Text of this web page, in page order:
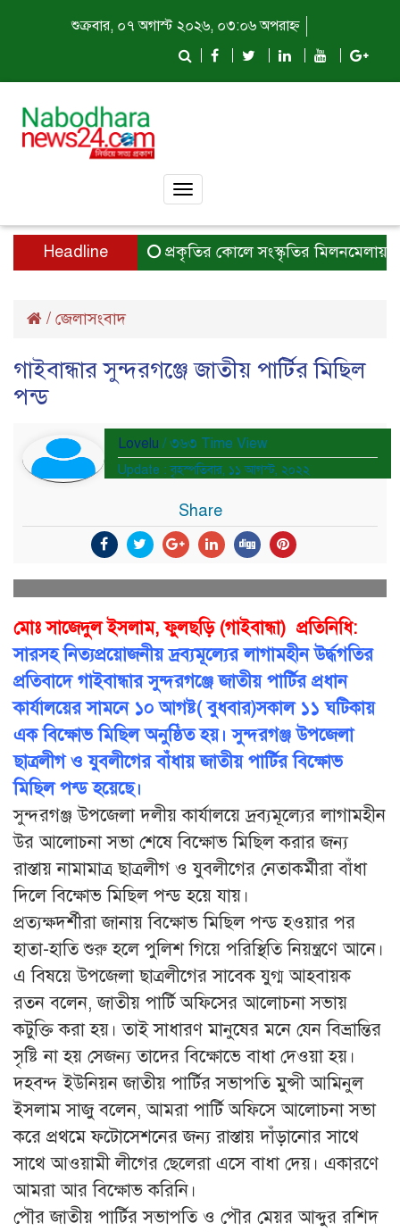
শুক্রবার, ০৭ অগাস্ট ২০২৬, ০৩:০৬ অপরাহ্ন
Toggle
Headline প্রকৃতির কোলে সংস্কৃতির মিলনমেলায়
/ জেলাসংবাদ
গাইবান্ধার সুন্দরগঞ্জে জাতীয় পার্টির মিছিল
পন্ড
Lovelu / ৩৬৩ Time View
Update : বৃহস্পতিবার, ১১ আগস্ট, ২০২২
Share
মোঃ সাজেদুল ইসলাম, ফুলছড়ি (গাইবান্ধা) প্রতিনিধি:
সারসহ নিত্যপ্রয়োজনীয় দ্রব্যমূল্যের লাগামহীন উর্দ্ধগতির
প্রতিবাদে গাইবান্ধার সুন্দরগঞ্জে জাতীয় পার্টির প্রধান
কার্যালয়ের সামনে ১০ আগষ্ট( বুধবার)সকাল ১১ ঘটিকায়
এক বিক্ষোভ মিছিল অনুষ্ঠিত হয়। সুন্দরগঞ্জ উপজেলা
ছাত্রলীগ ও যুবলীগের বাঁধায় জাতীয় পার্টির বিক্ষোভ
মিছিল পন্ড হয়েছে।
সুন্দরগঞ্জ উপজেলা দলীয় কার্যালয়ে দ্রব্যমূল্যের লাগামহীন
উর আলোচনা সভা শেষে বিক্ষোভ মিছিল করার জন্য
রাস্তায় নামামাত্র ছাত্রলীগ ও যুবলীগের নেতাকর্মীরা বাঁধা
দিলে বিক্ষোভ মিছিল পন্ড হয়ে যায়।
প্রত্যক্ষদর্শীরা জানায় বিক্ষোভ মিছিল পন্ড হওয়ার পর
হাতা-হাতি শুরু হলে পুলিশ গিয়ে পরিস্থিতি নিয়ন্ত্রণে আনে।
এ বিষয়ে উপজেলা ছাত্রলীগের সাবেক যুগ্ম আহবায়ক
রতন বলেন, জাতীয় পার্টি অফিসের আলোচনা সভায়
কটুক্তি করা হয়। তাই সাধারণ মানুষের মনে যেন বিভ্রান্তির
সৃষ্টি না হয় সেজন্য তাদের বিক্ষোভে বাধা দেওয়া হয়।
দহবন্দ ইউনিয়ন জাতীয় পার্টির সভাপতি মুন্সী আমিনুল
ইসলাম সাজু বলেন, আমরা পার্টি অফিসে আলোচনা সভা
করে প্রথমে ফটোসেশনের জন্য রাস্তায় দাঁড়ানোর সাথে
সাথে আওয়ামী লীগের ছেলেরা এসে বাধা দেয়। একারণে
আমরা আর বিক্ষোভ করিনি।
পৌর জাতীয় পার্টির সভাপতি ও পৌর মেয়র আব্দুর রশিদ